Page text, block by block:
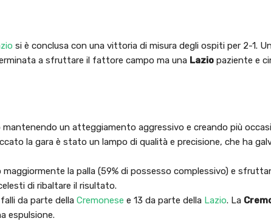
si è conclusa con una vittoria di misura degli ospiti per 2-1.
a sfruttare il fattore campo ma una Lazio paziente e
un atteggiamento aggressivo e creando più
la gara è stato un lampo di qualità e precisione, che ha
la palla (59% di possesso complessivo) e
di ribaltare il risultato.
da parte della Cremonese e 13 da parte della Lazio. La
espulsione.